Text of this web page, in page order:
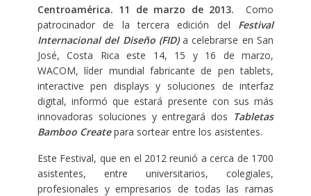
Centroamérica. 11 de marzo de 2013.
Como
patrocinador de la tercera edición del Festival
Internacional del Diseño (FID)a celebrarse en San
José, Costa Rica este 14, 15 y 16 de marzo,
WACOM, líder mundial fabricante de pen tablets,
interactive pen displays y soluciones de interfaz
digital, informó que estará presente con sus más
innovadoras soluciones y entregará dos Tabletas
Bamboo Createpara sortear entre los asistentes.
Este Festival, que en el 2012 reunió a cerca de 1700
asistentes, entre universitarios, colegiales,
profesionales y empresarios de todas las ramas